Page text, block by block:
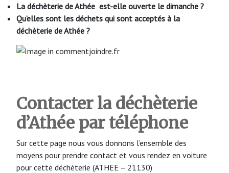
La déchèterie de Athée est-elle ouverte le dimanche ?
Qu’elles sont les déchets qui sont acceptés à la
déchèterie de Athée ?
Contacter la déchèterie
d’Athée par téléphone
Sur cette page nous vous donnons l’ensemble des
moyens pour prendre contact et vous rendez en voiture
pour cette déchèterie (ATHEE – 21130)